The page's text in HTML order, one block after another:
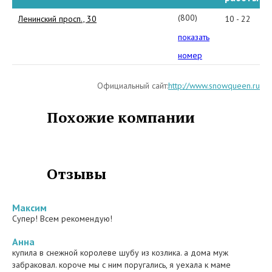
Ленинский просп., 30
(800)
777-
8-
показать
номер
10 - 22
Официальный сайт:http://www.snowqueen.ru
Похожие компании
Отзывы
Максим
Супер! Всем рекомендую!
Анна
купила в снежной королеве шубу из козлика. а дома муж
забраковал. короче мы с ним поругались, я уехала к маме